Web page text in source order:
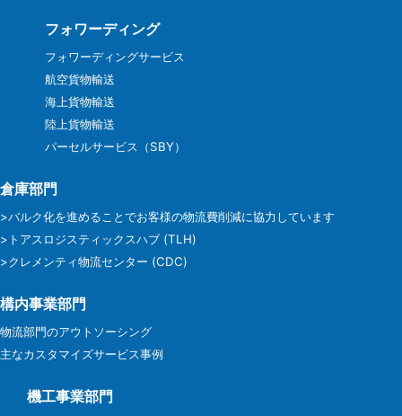
フォワーディング
フォワーディングサービス
航空貨物輸送
海上貨物輸送
陸上貨物輸送
パーセルサービス（SBY）
倉庫部門
>バルク化を進めることでお客様の物流費削減に協力しています
>トアスロジスティックスハブ (TLH)
>クレメンティ物流センター (CDC)
構内事業部門
物流部門のアウトソーシング
主なカスタマイズサービス事例
機工事業部門